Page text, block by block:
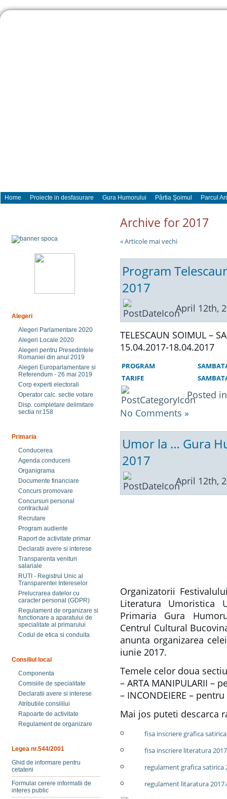
Home Proiecte in desfasurare Gura Humorului Pârtia Şoimul Parcul
Alegeri
Alegeri Parlamentare 2020
Alegeri Locale 2020
Alegeri pentru Presedintele
Romaniei din anul 2019
Alegeri Europarlamentare si
Referendum - 26 mai 2019
Corp experti electorali
Operator calc. sectie votare
Disp. completare delimitare
sectia nr.158
Primaria
Conducerea
Agenda conducerii
Organigrama
Documente financiare
Concurs promovare
Concursuri personal
contractual
Recrutare
Program audiente
Raport de activitate primar
Declaratii avere si interese
Transparenta venituri
salariale
RUTI - Registrul Unic al
Transparentei Intereselor
Prelucrarea datelor cu
caracter personal (GDPR)
Regulament de organizare si
functionare a aparatului de
specialitate al primarului
Codul de etica si conduita
Consiliul local
Componenta
Comisiile de specialitate
Declaratii avere si interese
Atributiile consililui
Rapoarte de activitate
Regulament de organizare
Legea nr.544/2001
Ghid de informare pentru
cetateni
Formular cerere informatii de
interes public
Archive for 2017
« Articole mai vechi
Program
2017
April 12th,
TELESCAUN SOIMUL –
15.04.2017-18.04.2017
PROGRAM
TARIFE
Posted
No Comments »
Umor la … Gura
2017
April 12th,
Organizatorii
Literatura Umoristica
Primaria Gura
Centrul Cultural
anunta organizarea
iunie 2017.
Temele celor doua
– ARTA MANIPULARII –
– INCONDEIERE –
Mai jos puteti descarca
fisa inscriere grafica
fisa inscriere literatura
regulament grafica satirica
regulament litaratura